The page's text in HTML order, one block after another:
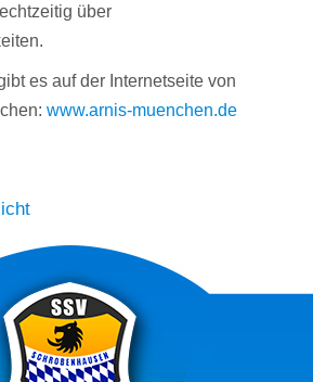
über
es auf der Internetseite von
www.arnis-muenchen.de